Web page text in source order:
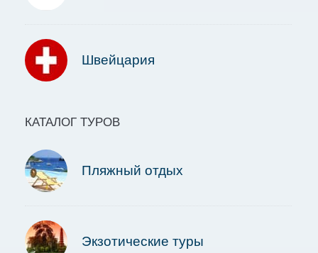
Швейцария
КАТАЛОГ ТУРОВ
Пляжный отдых
Экзотические туры